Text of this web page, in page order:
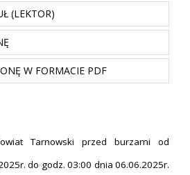
(LEKTOR)
W FORMACIE PDF
Tarnowski przed burzami od
do godz. 03:00 dnia 06.06.2025r.